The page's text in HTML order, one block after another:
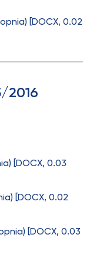
[DOCX, 0.02
2016
[DOCX, 0.03
[DOCX, 0.02
[DOCX, 0.03